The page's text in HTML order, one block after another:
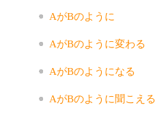
AがBのように
AがBのように変わる
AがBのようになる
AがBのように聞こえる